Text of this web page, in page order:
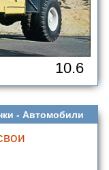
10.6
- Автомобили